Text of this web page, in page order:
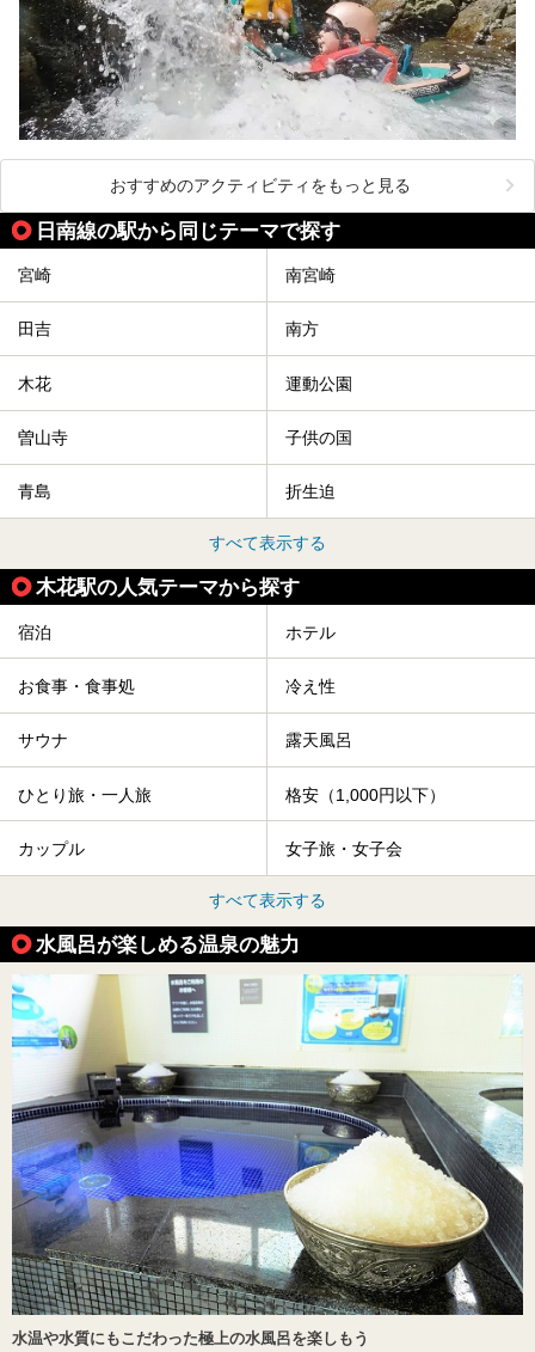
おすすめのアクティビティをもっと見る
日南線の駅から同じテーマで探す
宮崎 南宮崎
田吉 南方
木花 運動公園
曽山寺 子供の国
青島 折生迫
すべて表示する
木花駅の人気テーマから探す
宿泊 ホテル
お食事・食事処 冷え性
サウナ 露天風呂
ひとり旅・一人旅 格安（1,000円以下）
カップル 女子旅・女子会
すべて表示する
水風呂が楽しめる温泉の魅力
水温や水質にもこだわった極上の水風呂を楽しもう